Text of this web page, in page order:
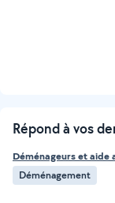
Répond à vos
Déménageurs et aide
Déménagement